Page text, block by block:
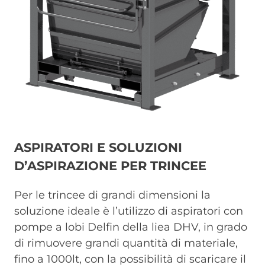
ASPIRATORI E SOLUZIONI
D’ASPIRAZIONE PER TRINCEE
Per le trincee di grandi dimensioni la
soluzione ideale è l’utilizzo di aspiratori con
pompe a lobi Delfin della liea DHV, in grado
di rimuovere grandi quantità di materiale,
fino a 1000lt, con la possibilità di scaricare il